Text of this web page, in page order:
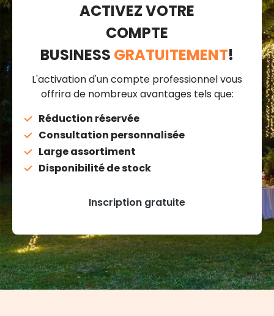
ACTIVEZ VOTRE
COMPTE
BUSINESS GRATUITEMENT!
L'activation d'un compte professionnel vous
offrira de nombreux avantages tels que:
Réduction réservée
Consultation personnalisée
Large assortiment
Disponibilité de stock
Inscription gratuite